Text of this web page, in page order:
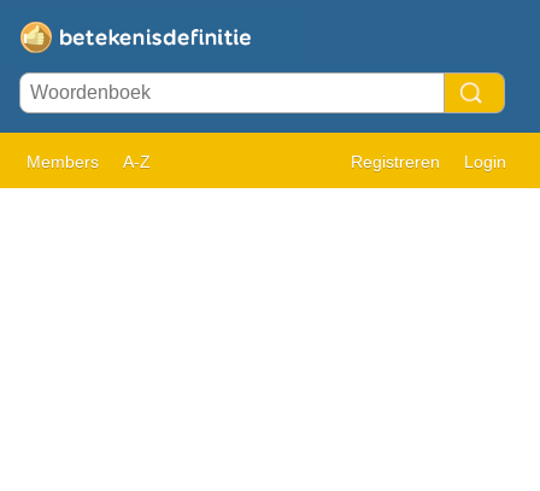
Members A-Z Registreren Login